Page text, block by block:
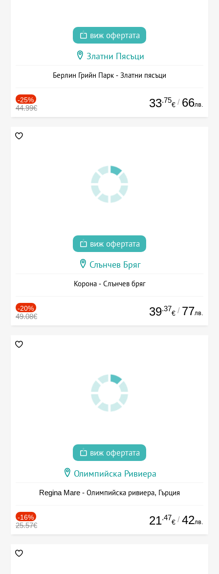
виж офертата
Златни Пясъци
Берлин Грийн Парк - Златни пясъци
-25%
44.99€ 33.75
€ / 66лв.
виж офертата
Слънчев Бряг
Корона - Слънчев бряг
-20%
49.08€ 39.37
€ / 77лв.
виж офертата
Олимпийска Ривиера
Regina Mare - Олимпийска ривиера, Гърция
-16%
25.57€ 21.47
€ / 42лв.